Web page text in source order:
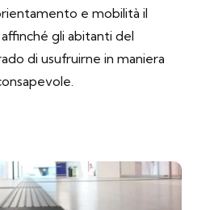
e mobilità il
gli abitanti del
di usufruirne in maniera